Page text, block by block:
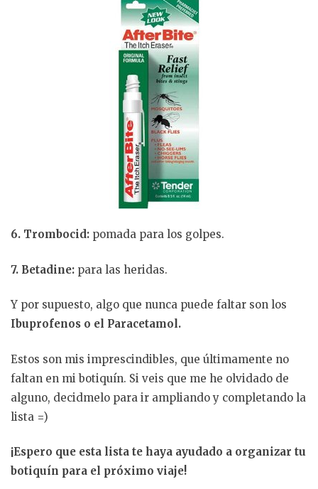
6. Trombocid: pomada para los golpes.
7. Betadine: para las heridas.
Y por supuesto, algo que nunca puede faltar son los
Ibuprofenos o el Paracetamol.
Estos son mis imprescindibles, que últimamente no
faltan en mi botiquín. Si veis que me he olvidado de
alguno, decidmelo para ir ampliando y completando la
lista =)
¡Espero que esta lista te haya ayudado a organizar tu
botiquín para el próximo viaje!